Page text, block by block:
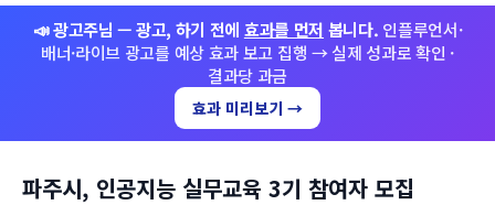
📣 광고주님 — 광고, 하기 전에 효과를 먼저 봅니다. 인플루언서·
배너·라이브 광고를 예상 효과 보고 집행 → 실제 성과로 확인 ·
결과당 과금
효과 미리보기 →
파주시, 인공지능 실무교육 3기 참여자 모집